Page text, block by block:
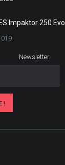
Impaktor 250 Evo
Newsletter